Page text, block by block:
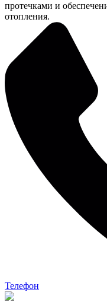
протечками и
отопления.
Телефон